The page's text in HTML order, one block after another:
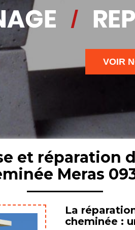
VOIR
et réparation
Meras
La
cheminée :